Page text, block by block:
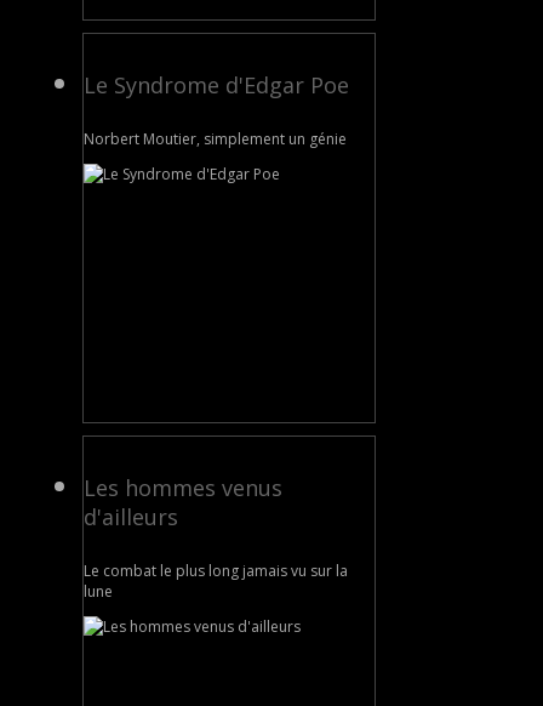
Le Syndrome d'Edgar Poe
Norbert Moutier, simplement un génie
Les hommes venus
d'ailleurs
Le combat le plus long jamais vu sur la
lune